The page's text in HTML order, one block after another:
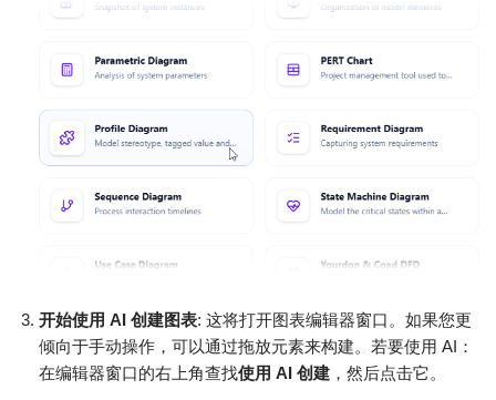
开始使用 AI 创建图表: 这将打开图表编辑器窗口。如果您更
倾向于手动操作，可以通过拖放元素来构建。若要使用 AI：
在编辑器窗口的右上角查找使用 AI 创建 ，然后点击它。